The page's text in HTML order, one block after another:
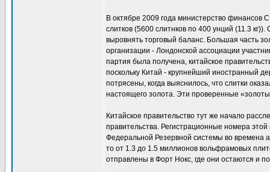
В октябре 2009 года министерство
слитков (5600 слитнков по 400 унций (11.3
выровнять торговый баланс. Большая часть
организации - Лондонской ассоциации
партия была получена, китайское
поскольку Китай - крупнейший иностранный
потрясены, когда выяснилось, что слитки
настоящего золота. Эти проверенные
Китайское правительство тут же начало
правительства. Регистрационные номера
Федеральной Резервной системы во времена
то от 1.3 до 1.5 миллионов вольфрамовых
отправлены в Форт Нокс, где они остаются и